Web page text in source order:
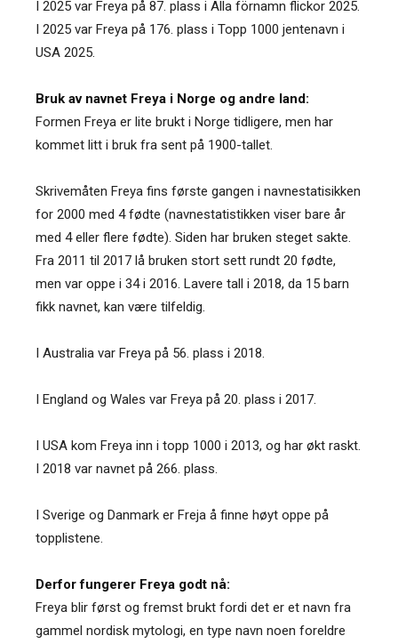
I 2025 var Freya på 87. plass i Alla förnamn flickor 2025.
I 2025 var Freya på 176. plass i Topp 1000 jentenavn i
USA 2025.
Bruk av navnet Freya i Norge og andre land:
Formen Freya er lite brukt i Norge tidligere, men har
kommet litt i bruk fra sent på 1900-tallet.
Skrivemåten Freya fins første gangen i navnestatisikken
for 2000 med 4 fødte (navnestatistikken viser bare år
med 4 eller flere fødte). Siden har bruken steget sakte.
Fra 2011 til 2017 lå bruken stort sett rundt 20 fødte,
men var oppe i 34 i 2016. Lavere tall i 2018, da 15 barn
fikk navnet, kan være tilfeldig.
I Australia var Freya på 56. plass i 2018.
I England og Wales var Freya på 20. plass i 2017.
I USA kom Freya inn i topp 1000 i 2013, og har økt raskt.
I 2018 var navnet på 266. plass.
I Sverige og Danmark er Freja å finne høyt oppe på
topplistene.
Derfor fungerer Freya godt nå:
Freya blir først og fremst brukt fordi det er et navn fra
gammel nordisk mytologi, en type navn noen foreldre